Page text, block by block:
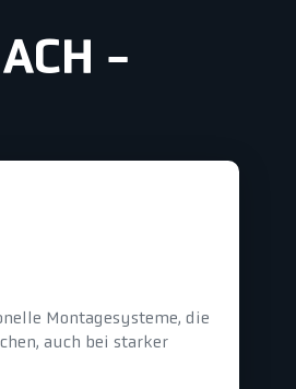
-
Montagesysteme, die
auch bei starker